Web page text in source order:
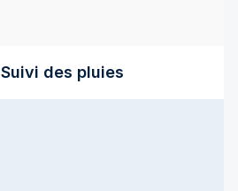
Suivi des pluies